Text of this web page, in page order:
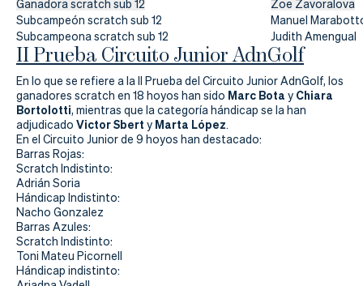
Ganadora scratch sub 12
Zoe Zavoralova
Subcampeón scratch sub 12
Manuel
Subcampeona scratch sub 12
Judith Amengual
II Prueba Circuito Junior AdnGolf
En lo que se refiere a la II Prueba del Circuito Junior AdnGolf, los
ganadores scratch en 18 hoyos han sido Marc Bota y Chiara
Bortolotti, mientras que la categoría hándicap se la han
adjudicado Victor Sbert y Marta López.
En el Circuito Junior de 9 hoyos han destacado:
Barras Rojas:
Scratch Indistinto:
Adrián Soria
Hándicap Indistinto:
Nacho Gonzalez
Barras Azules:
Scratch Indistinto:
Toni Mateu Picornell
Hándicap indistinto: